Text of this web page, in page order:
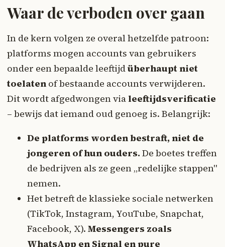
Waar de verboden over gaan
In de kern volgen ze overal hetzelfde patroon:
platforms mogen accounts van gebruikers
onder een bepaalde leeftijdüberhaupt niet
toelaten of bestaande accounts verwijderen.
Dit wordt afgedwongen vialeeftijdsverificatie
– bewijs dat iemand oud genoeg is. Belangrijk:
De platforms worden bestraft, niet de
jongeren of hun ouders. De boetes treffen
de bedrijven als ze geen „redelijke stappen"
nemen.
Het betreft de klassieke sociale netwerken
(TikTok, Instagram, YouTube, Snapchat,
Facebook, X). Messengers zoals
WhatsApp en Signal en pure